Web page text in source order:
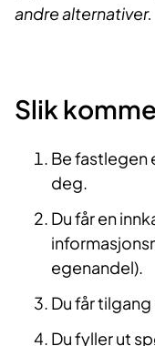
andre alternativer.
Slik
Be fastlegen
deg.
Du får en
egenandel).
Du får
Du fyller ut